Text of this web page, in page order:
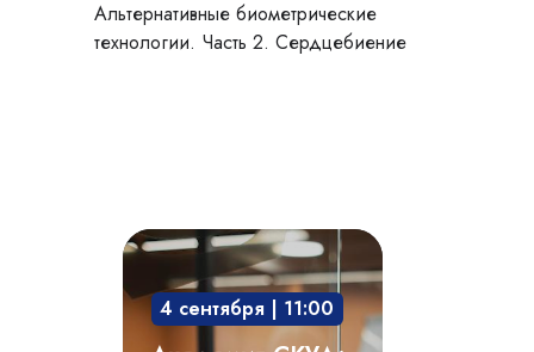
Альтернативные биометрические
технологии. Часть 2. Сердцебиение
Академия
СКУД:
мобильный
доступ,
4 сентября | 11:00